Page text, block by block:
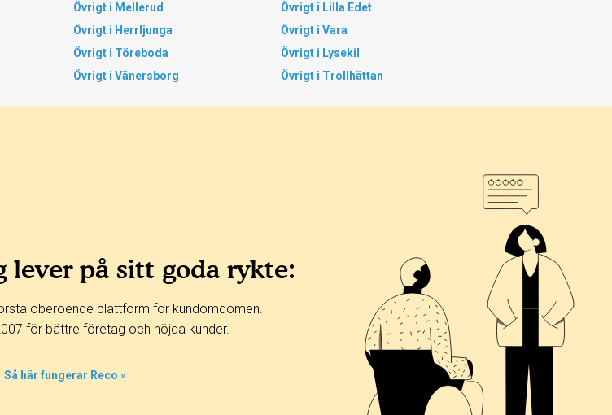
Övrigt i Mellerud
Övrigt i Lilla Edet
Övrigt i Herrljunga
Övrigt i Vara
Övrigt i Töreboda
Övrigt i Lysekil
Övrigt i Vänersborg Övrigt i Trollhättan
lever på sitt goda rykte:
oberoende plattform för kundomdömen.
för bättre företag och nöjda kunder.
Så här fungerar Reco »